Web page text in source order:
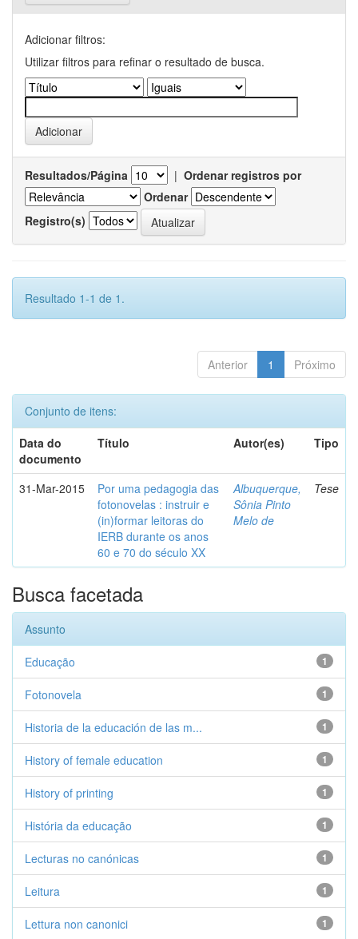
Adicionar filtros:
Utilizar filtros para refinar o resultado de busca.
Resultados/Página | Ordenar registros por
Ordenar
Registro(s)
Resultado 1-1 de 1.
Anterior 1 Próximo
Conjunto de itens:
Data do
documento
Título Autor(es) Tipo
31-Mar-2015
Por uma pedagogia das
fotonovelas : instruir e
(in)formar leitoras do
IERB durante os anos
60 e 70 do século XX
Albuquerque,
Sônia Pinto
Melo de
Tese
Busca facetada
Assunto
1
Educação
1
Fotonovela
1
Historia de la educación de las m...
1
History of female education
1
History of printing
1
História da educação
1
Lecturas no canónicas
1
Leitura
1
Lettura non canonici